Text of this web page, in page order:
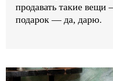
продавать такие
подарок — да, дарю.